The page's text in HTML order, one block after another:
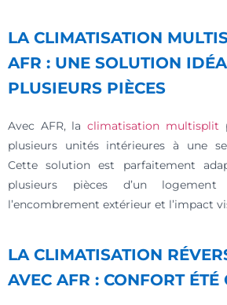
LA CLIMATISATION
AFR : UNE SOLUTION
PLUSIEURS PIÈCES
Avec AFR, laclimatisation multisplit
plusieurs unités intérieures à une
Cette solution est parfaitement
plusieurs pièces d’un
l’encombrement extérieur et l’impact
LA CLIMATISATION
AVEC AFR : CONFORT